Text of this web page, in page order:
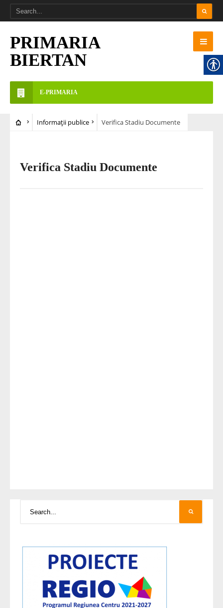
PRIMARIA
BIERTAN
E-PRIMARIA
Informaţii publice Verifica Stadiu Documente
Verifica Stadiu Documente